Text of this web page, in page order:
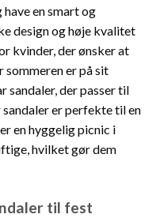
en smart og
design og høje kvalitet
kvinder, der ønsker at
sommeren er på sit
sandaler, der passer til
er perfekte til en
en hyggelig picnic i
hvilket gør dem
til fest